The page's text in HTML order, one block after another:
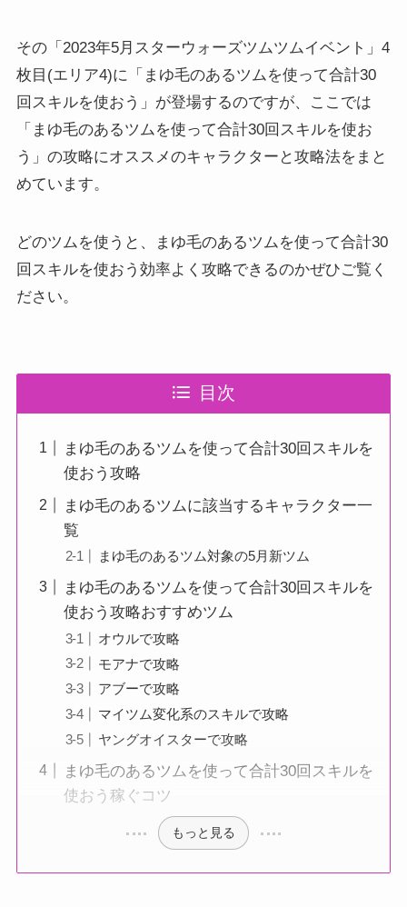
その「2023年5月スターウォーズツムツムイベント」4
枚目(エリア4)に「まゆ毛のあるツムを使って合計30
回スキルを使おう」が登場するのですが、ここでは
「まゆ毛のあるツムを使って合計30回スキルを使お
う」の攻略にオススメのキャラクターと攻略法をまと
めています。
どのツムを使うと、まゆ毛のあるツムを使って合計30
回スキルを使おう効率よく攻略できるのかぜひご覧く
ださい。
目次
まゆ毛のあるツムを使って合計30回スキルを
使おう攻略
まゆ毛のあるツムに該当するキャラクター一
覧
まゆ毛のあるツム対象の5月新ツム
まゆ毛のあるツムを使って合計30回スキルを
使おう攻略おすすめツム
オウルで攻略
モアナで攻略
アブーで攻略
マイツム変化系のスキルで攻略
ヤングオイスターで攻略
まゆ毛のあるツムを使って合計30回スキルを
使おう稼ぐコツ
もっと見る